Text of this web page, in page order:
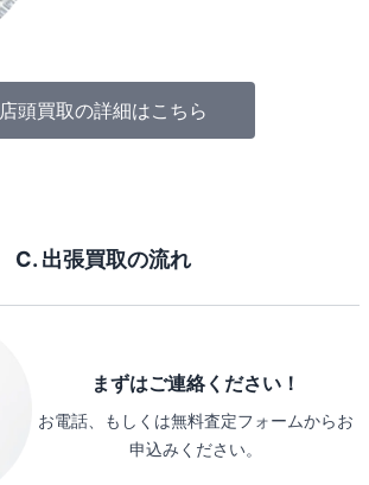
店頭買取の詳細はこちら
C. 出張買取の流れ
まずはご連絡ください！
お電話、もしくは無料査定フォームからお
申込みください。